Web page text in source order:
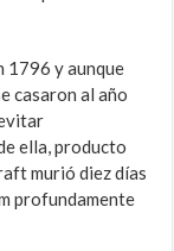
1796 y aunque
casaron al año
ella, producto
murió diez días
profundamente